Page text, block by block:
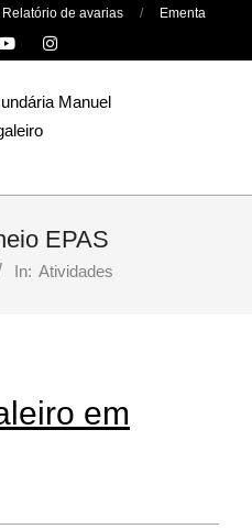
Relatório de avarias Ementa
EPAS
In: Atividades
em